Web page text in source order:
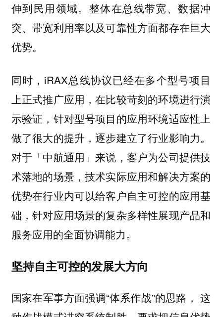
伸到民用领域。整体在总线带宽、数据冲
突、带宽利用率以及可靠性方面都存在巨大
优势。
同时，iRAX总线协议已经在多个型号项目
上正式推广应用，在比较苛刻的环境进行演
示验证，针对型号项目的应用环境适应性上
做了很大的提升，逐步建立了行业影响力。
对于「中航通用」来说，客户为公司提供技
术落地的场景，技术实际应用和解决方案的
优势在行业内可以给客户自主可控的应用基
础，针对应用场景的复杂多样性展现产品和
服务应用的全面协调能力。
坚持自主可控的发展大方向
国家在军事方面强调“体系作战”的思路， 这